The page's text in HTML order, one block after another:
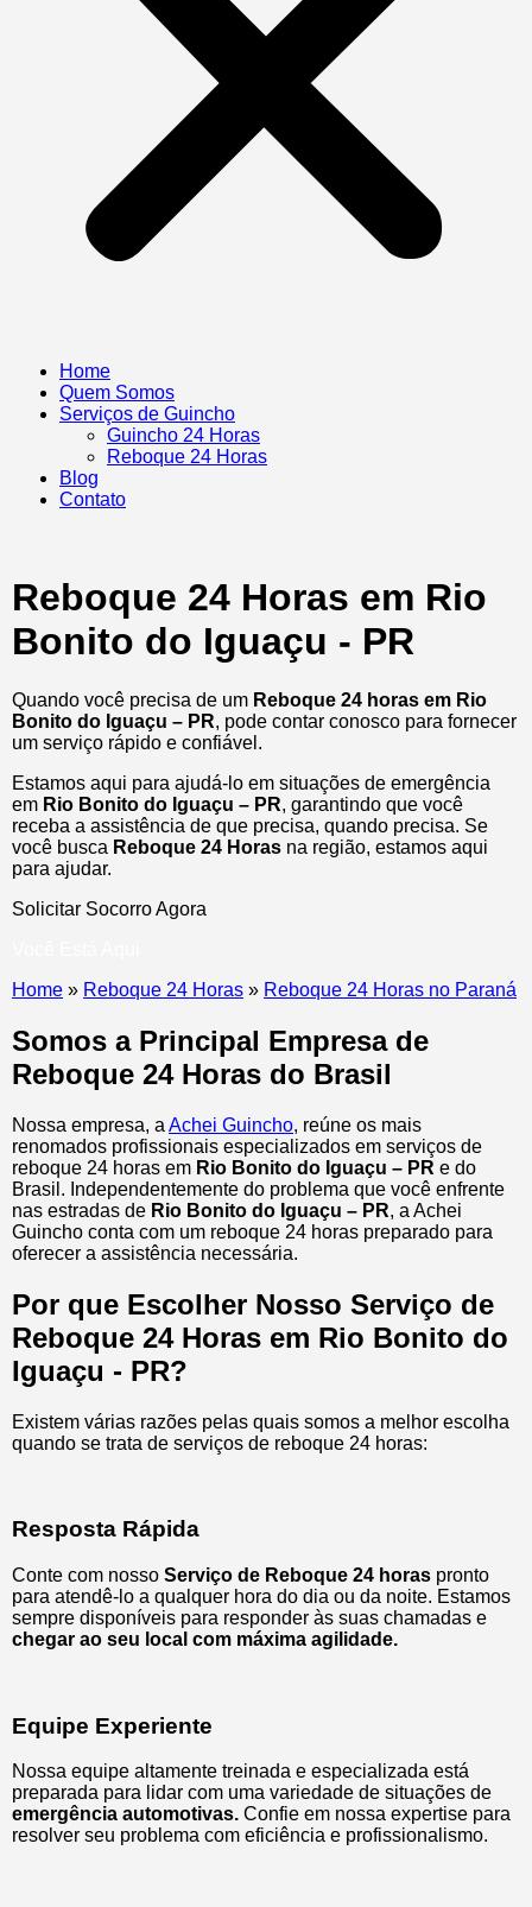
Home
Quem Somos
Serviços de Guincho
Guincho 24 Horas
Reboque 24 Horas
Blog
Contato
Reboque 24 Horas em Rio
Bonito do Iguaçu - PR
Quando você precisa de um Reboque 24 horas em Rio
Bonito do Iguaçu – PR, pode contar conosco para fornecer
um serviço rápido e confiável.
Estamos aqui para ajudá-lo em situações de emergência
em Rio Bonito do Iguaçu – PR, garantindo que você
receba a assistência de que precisa, quando precisa. Se
você busca Reboque 24 Horas na região, estamos aqui
para ajudar.
Solicitar Socorro Agora
Home » Reboque 24 Horas » Reboque 24 Horas no Paraná
Somos a Principal Empresa de
Reboque 24 Horas do Brasil
Nossa empresa, a Achei Guincho, reúne os mais
renomados profissionais especializados em serviços de
reboque 24 horas em Rio Bonito do Iguaçu – PR e do
Brasil . Independentemente do problema que você enfrente
nas estradas de Rio Bonito do Iguaçu – PR, a Achei
Guincho conta com um reboque 24 horas preparado para
oferecer a assistência necessária.
Por que Escolher Nosso Serviço de
Reboque 24 Horas em Rio Bonito do
Iguaçu - PR?
Existem várias razões pelas quais somos a melhor escolha
quando se trata de serviços de reboque 24 horas:
Resposta Rápida
Conte com nosso Serviço de Reboque 24 horas pronto
para atendê-lo a qualquer hora do dia ou da noite. Estamos
sempre disponíveis para responder às suas chamadas e
chegar ao seu local com máxima agilidade.
Equipe Experiente
Nossa equipe altamente treinada e especializada está
preparada para lidar com uma variedade de situações de
emergência automotivas. Confie em nossa expertise para
resolver seu problema com eficiência e profissionalismo.